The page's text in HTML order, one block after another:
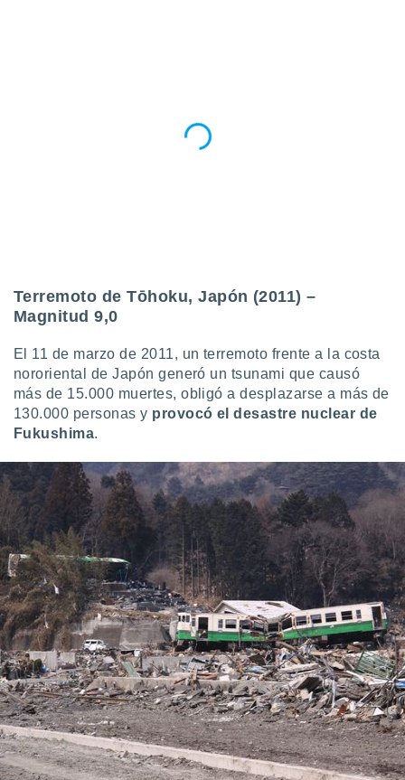
Terremoto de Tōhoku, Japón (2011) –
Magnitud 9,0
El 11 de marzo de 2011, un terremoto frente a la costa
nororiental de Japón generó un tsunami que causó
más de 15.000 muertes, obligó a desplazarse a más de
130.000 personas y provocó eldesastre nuclear de
Fukushima.